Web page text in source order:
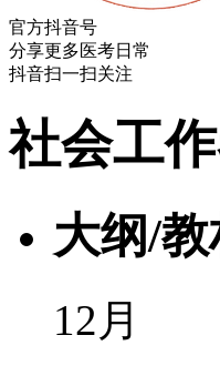
官方抖音号
分享更多医考日常
抖音扫一扫关注
社会工
大纲/教
12月